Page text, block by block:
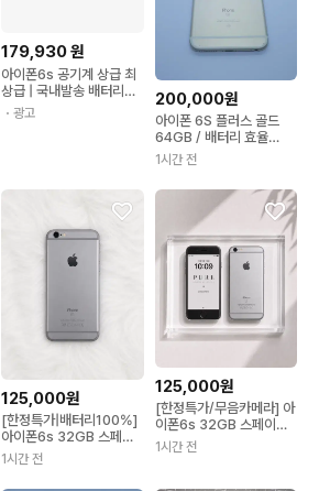
179,930원
아이폰6s 공기계 상급 최
상급 | 국내발송 배터리효
율100% 빈티지 감성 중
고폰 연인트레이드 | 인스
・광고
200,000원
아이폰 6S 플러스 골드
64GB / 배터리 효율
100%
1시간 전
125,000원
[한정특가|배터리100%]
아이폰6s 32GB 스페이
스그레이
1시간 전
125,000원
[한정특가/무음카메라] 아
이폰6s 32GB 스페이스
그레이
1시간 전